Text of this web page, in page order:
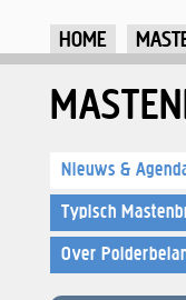
HOME
Nieuws &
Typisch
Over